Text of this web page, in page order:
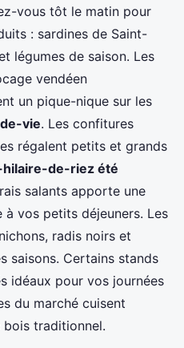
vous tôt le matin pour
: sardines de Saint-
légumes de saison. Les
vendéen
un pique-nique sur les
vie. Les confitures
régalent petits et grands
de-riez été
salants apporte une
vos petits déjeuners. Les
radis noirs et
saisons. Certains stands
idéaux pour vos journées
du marché cuisent
traditionnel.